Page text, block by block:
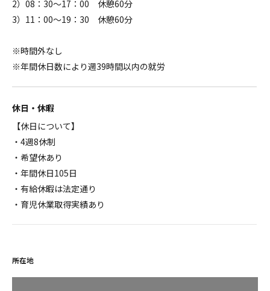
2）08：30～17：00 休憩60分
3）11：00～19：30 休憩60分
※時間外なし
※年間休日数により週39時間以内の就労
休日・休暇
【休日について】
・4週8休制
・希望休あり
・年間休日105日
・有給休暇は法定通り
・育児休業取得実績あり
所在地